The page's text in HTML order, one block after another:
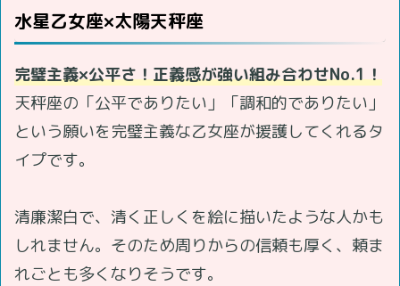
水星乙女座×太陽天秤座
完璧主義×公平さ！正義感が強い組み合わせNo.1！
天秤座の「公平でありたい」「調和的でありたい」
という願いを完璧主義な乙女座が援護してくれるタ
イプです。
清廉潔白で、清く正しくを絵に描いたような人かも
しれません。そのため周りからの信頼も厚く、頼ま
れごとも多くなりそうです。